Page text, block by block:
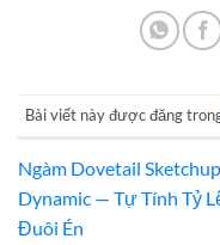
Bài viết này được đăng
Ngàm Dovetail Sketchup
Dynamic — Tự Tính Tỷ
Đuôi Én